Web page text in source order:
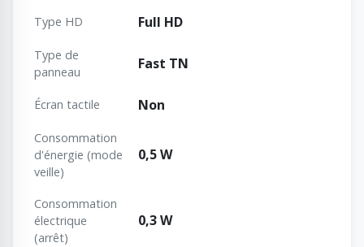
Type HD Full HD
Type de
panneau
Fast TN
Écran tactile Non
Consommation
d'énergie (mode
veille)
0,5 W
Consommation
électrique
(arrêt)
0,3 W